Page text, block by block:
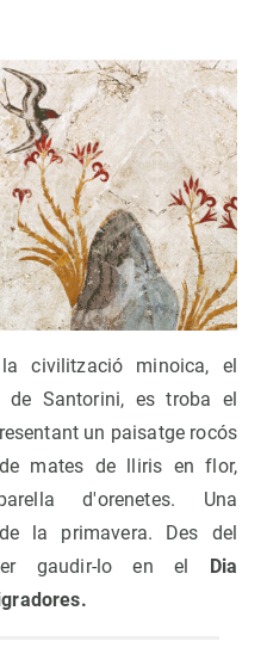
civilització minoica, el
Santorini, es troba el
un paisatge rocós
mates de lliris en flor,
d'orenetes. Una
la primavera. Des del
gaudir-lo en el Dia